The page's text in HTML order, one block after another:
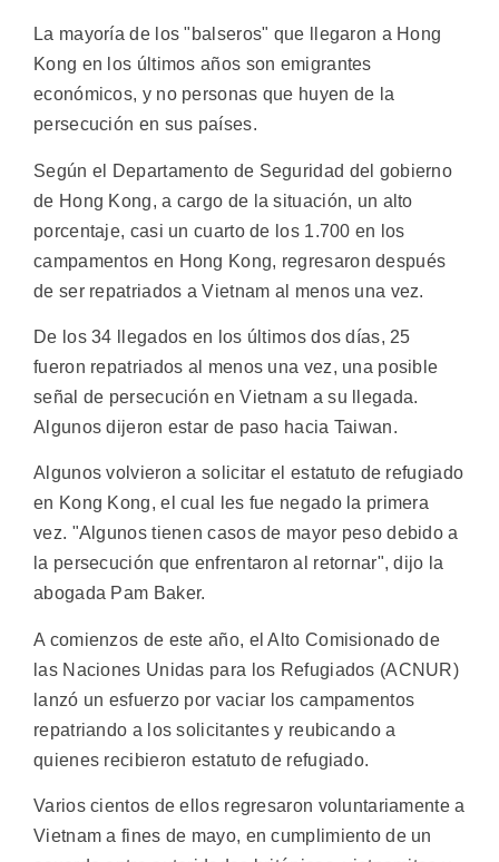
La mayoría de los "balseros" que llegaron a Hong
Kong en los últimos años son emigrantes
económicos, y no personas que huyen de la
persecución en sus países.
Según el Departamento de Seguridad del gobierno
de Hong Kong, a cargo de la situación, un alto
porcentaje, casi un cuarto de los 1.700 en los
campamentos en Hong Kong, regresaron después
de ser repatriados a Vietnam al menos una vez.
De los 34 llegados en los últimos dos días, 25
fueron repatriados al menos una vez, una posible
señal de persecución en Vietnam a su llegada.
Algunos dijeron estar de paso hacia Taiwan.
Algunos volvieron a solicitar el estatuto de refugiado
en Kong Kong, el cual les fue negado la primera
vez. "Algunos tienen casos de mayor peso debido a
la persecución que enfrentaron al retornar", dijo la
abogada Pam Baker.
A comienzos de este año, el Alto Comisionado de
las Naciones Unidas para los Refugiados (ACNUR)
lanzó un esfuerzo por vaciar los campamentos
repatriando a los solicitantes y reubicando a
quienes recibieron estatuto de refugiado.
Varios cientos de ellos regresaron voluntariamente a
Vietnam a fines de mayo, en cumplimiento de un